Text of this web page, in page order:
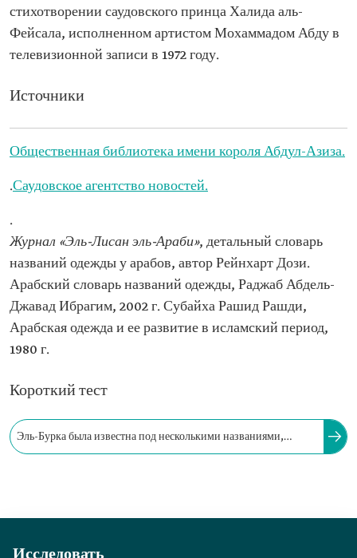
стихотворении саудовского принца Халида аль-
Фейсала, исполненном артистом Мохаммадом Абду в
телевизионной записи в 1972 году.
Источники
Общественная библиотека имени короля Абдул-Азиза.
.Саудовское агентство новостей.
.
Журнал «Эль-Лисан эль-Араби», детальный словарь
названий одежды у арабов, автор Рейнхарт Дози.
Арабский словарь названий одежды, Раджаб Абдель-
Джавад Ибрагим, 2002 г. Субайха Рашид Рашди,
Арабская одежда и ее развитие в исламский период,
1980 г.
Короткий тест
Эль-Бурка была известна под несколькими названиями,